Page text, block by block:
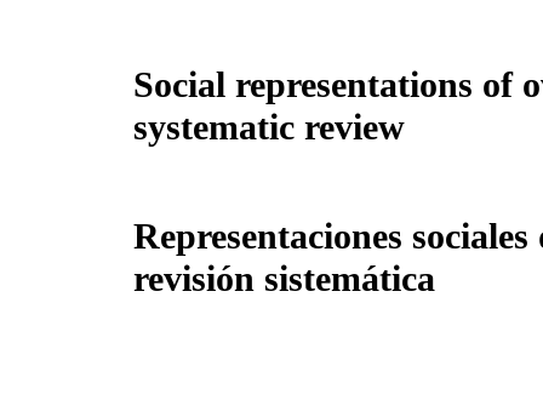
Social representations of
systematic review
Representaciones
revisión sistemática